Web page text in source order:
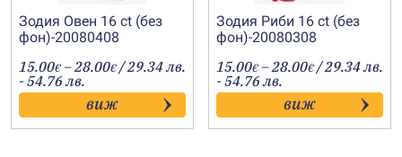
Зодия Овен 16 ct (без
фон)-20080408
15.00€ –28.00€Price
range:
15.00€
through
28.00€
/ 29.34 лв.
- 54.76 лв.
виж
Зодия Риби 16 ct (без
фон)-20080308
15.00€ –28.00€Price
range:
15.00€
through
28.00€
/ 29.34 лв.
- 54.76 лв.
виж